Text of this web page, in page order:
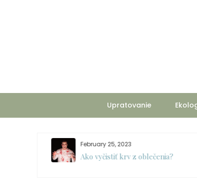
Upratovanie
February 25, 2023
Ako vyčistiť krv z oblečenia?